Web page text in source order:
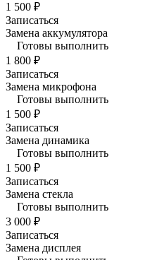
1 500 ₽
Записаться
Замена аккумулятора
Готовы выполнить
1 800 ₽
Записаться
Замена микрофона
Готовы выполнить
1 500 ₽
Записаться
Замена динамика
Готовы выполнить
1 500 ₽
Записаться
Замена стекла
Готовы выполнить
3 000 ₽
Записаться
Замена дисплея